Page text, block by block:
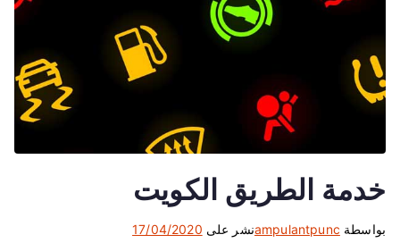
خدمة الطريق الكويت
بواسطة ampulantpuncنشر على 17/04/2020